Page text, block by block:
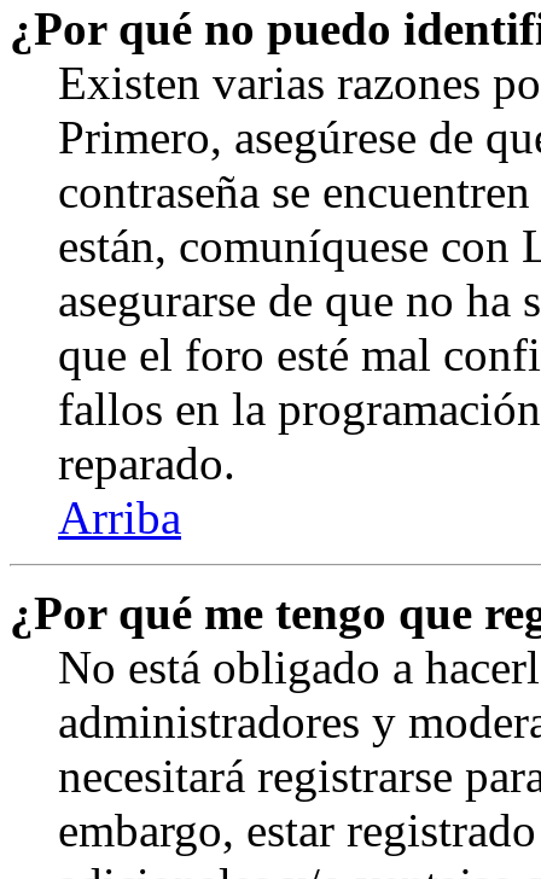
¿Por qué no puedo
Existen varias razones
Primero, asegúrese de
contraseña se
están, comuníquese
asegurarse de que no
que el foro esté mal
fallos en la
reparado.
Arriba
¿Por qué me tengo que
No está obligado a
administradores y
necesitará registrarse
embargo, estar